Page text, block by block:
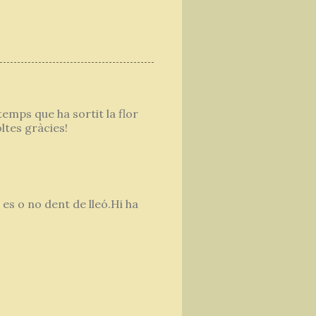
que ha sortit la flor
gràcies!
o no dent de lleó.Hi ha